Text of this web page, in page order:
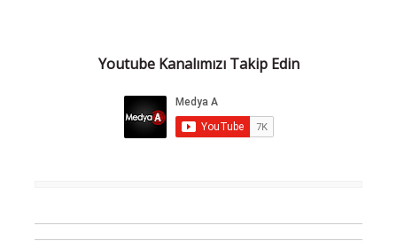
Youtube Kanalımızı Takip Edin